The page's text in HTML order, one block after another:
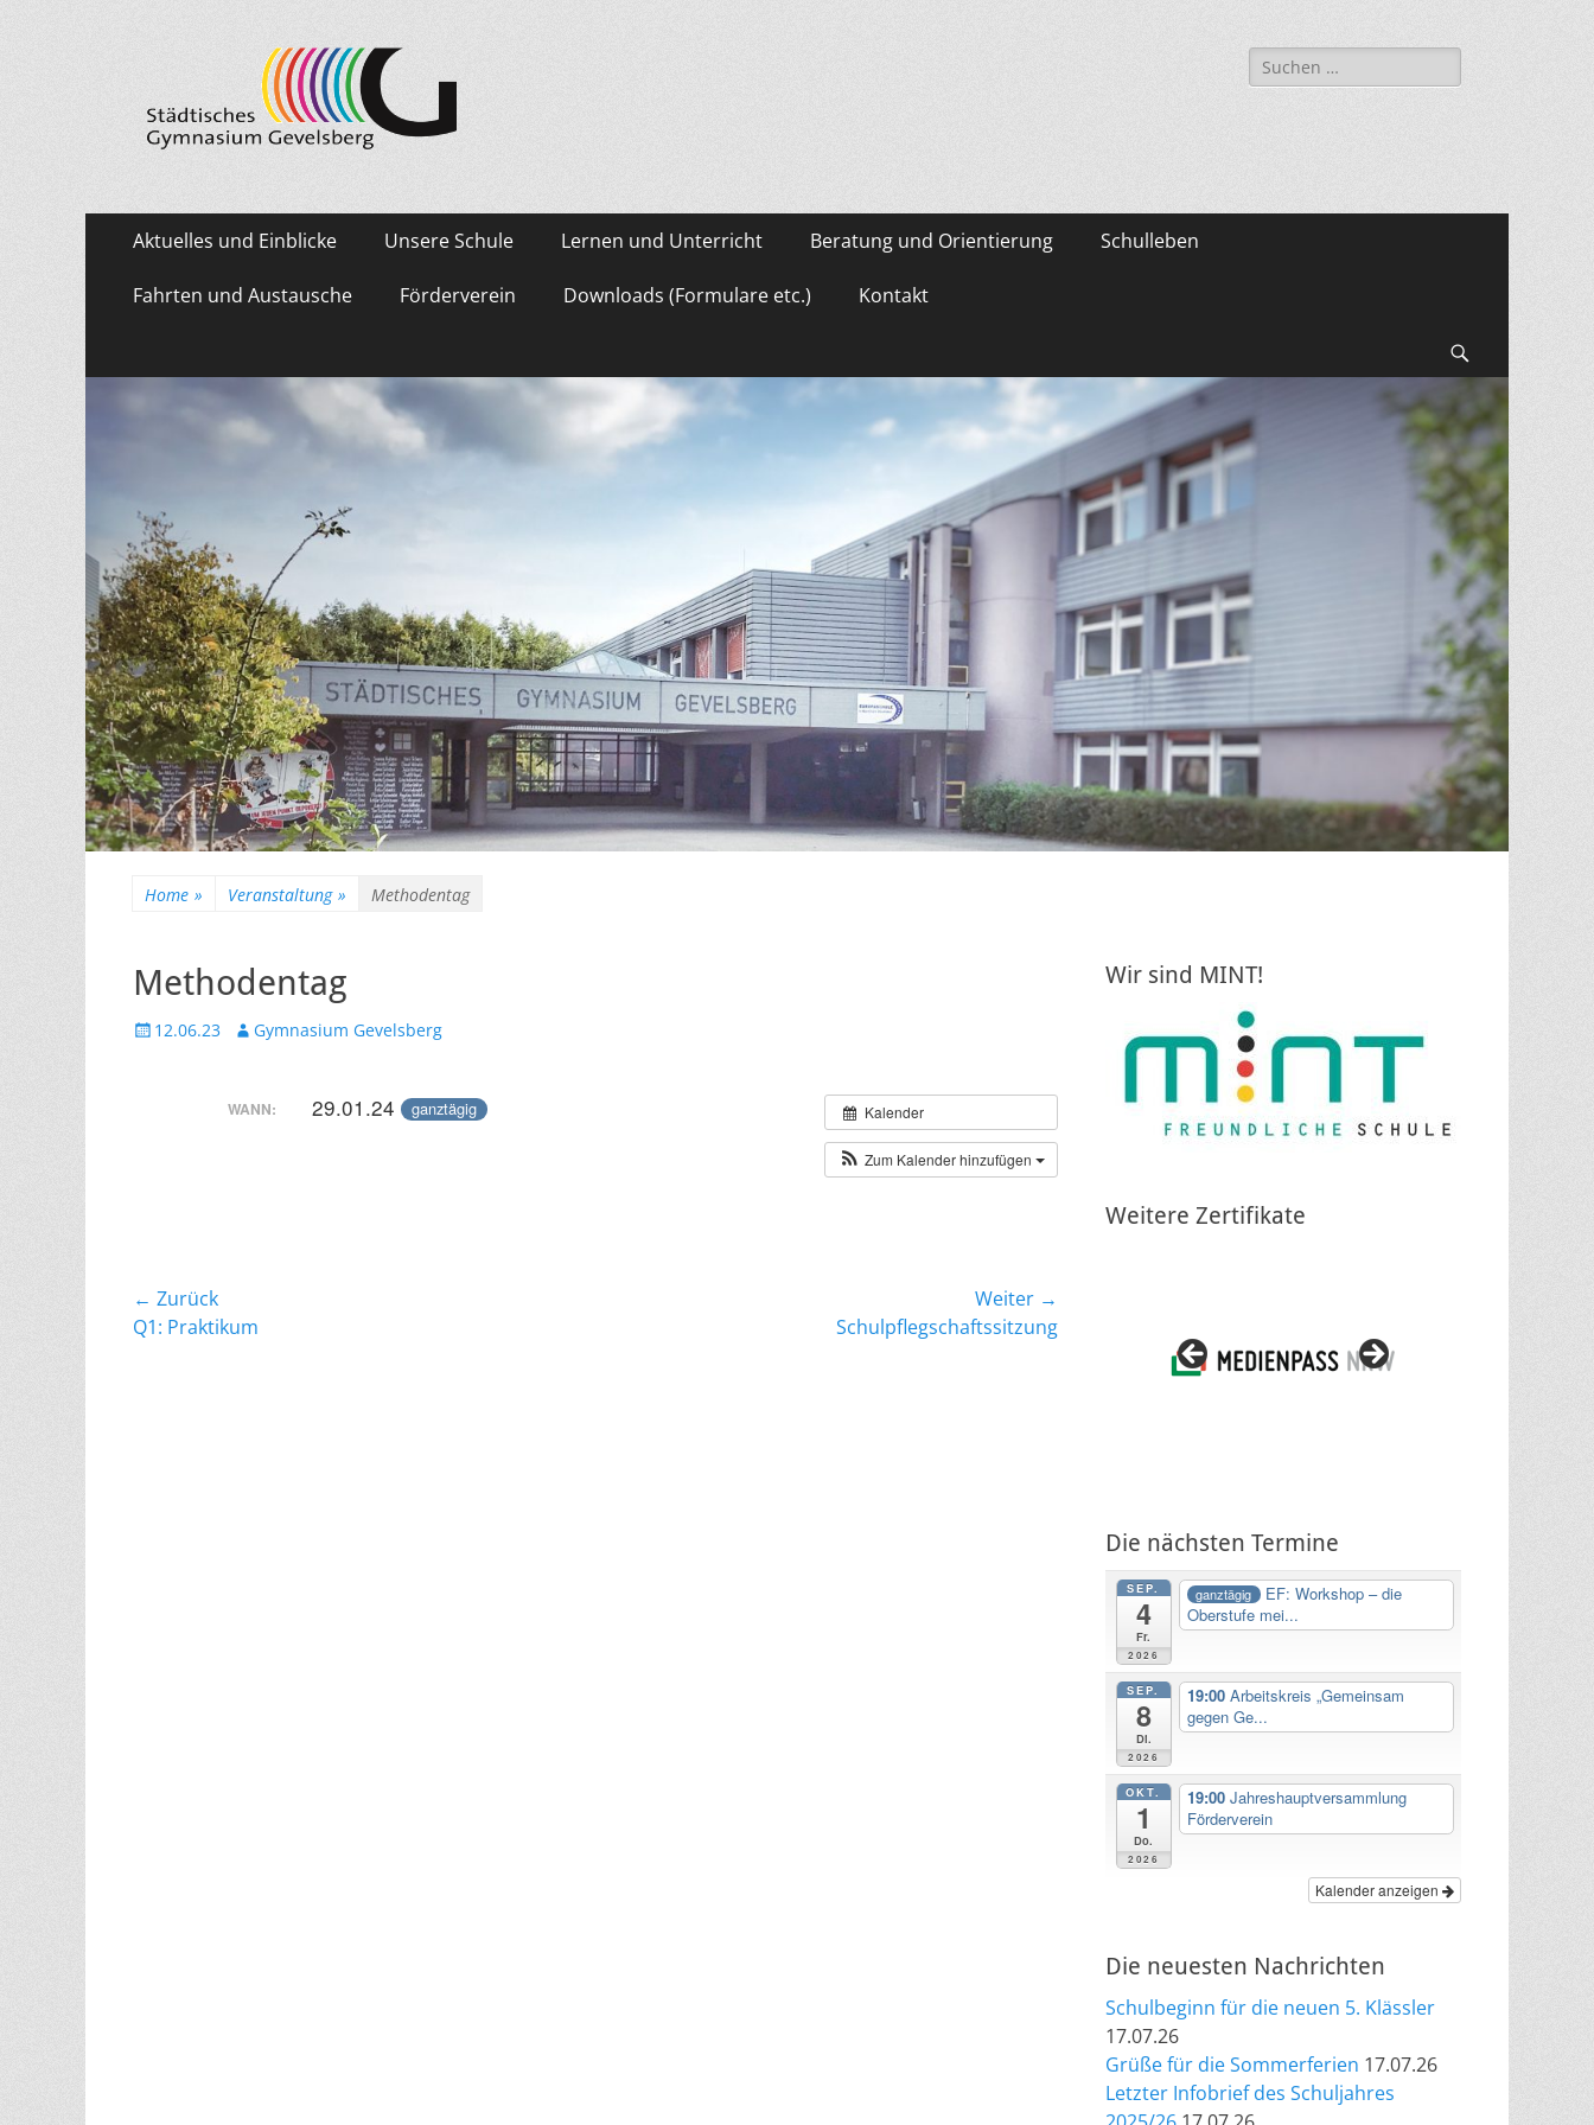
Städtisches Gymnasium Gevelsberg
Suche
nach:
Primäres
Zum
Inhalt
springen
Aktuelles und Einblicke Unsere Schule Lernen und Unterricht Beratung und Orientierung Schulleben
Fahrten und Austausche Förderverein Downloads (Formulare etc.) Kontakt
Home » Veranstaltung » Methodentag
Methodentag
Veröffentlicht
12.06.23 AutorGymnasium Gevelsberg
Kalender
Zum Kalender hinzufügen
WANN: 29.01.24 ganztägig
Beitragsnavigation
← Zurück
Vorheriger
Q1: Praktikum
Weiter →
Schulpflegschaftssitzung
Wir sind MINT!
Weitere Zertifikate
Die nächsten Termine
SEP.
4
Fr.
2026
ganztägig
EF: Workshop – die
Oberstufe mei...
SEP.
8
Di.
2026
19:00 Arbeitskreis „Gemeinsam
gegen Ge...
OKT.
1
Do.
2026
19:00 Jahreshauptversammlung
Förderverein
Kalender anzeigen
Die neuesten Nachrichten
Schulbeginn für die neuen 5. Klässler
17.07.26
Grüße für die Sommerferien 17.07.26
Letzter Infobrief des Schuljahres